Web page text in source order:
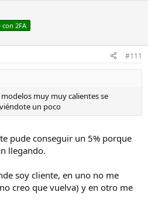
con 2FA
#111
muy muy calientes se
un poco
pude conseguir un 5% porque
llegando.
soy cliente, en uno no me
creo que vuelva) y en otro me